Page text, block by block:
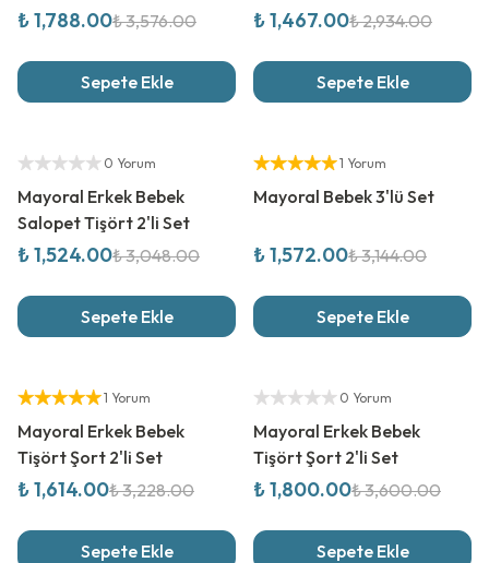
₺ 1,788.00₺ 3,576.00
Sepete Ekle
Set
₺ 1,467.00₺ 2,934.00
Sepete Ekle
Yetkili Satıcı
0 Yorum
Mayoral Erkek Bebek
Salopet Tişört 2'li Set
₺ 1,524.00₺ 3,048.00
Sepete Ekle
Yetkili Satıcı
1 Yorum
Mayoral Bebek 3'lü Set
₺ 1,572.00₺ 3,144.00
Sepete Ekle
Yetkili Satıcı
1 Yorum
Mayoral Erkek Bebek
Tişört Şort 2'li Set
₺ 1,614.00₺ 3,228.00
Sepete Ekle
Yetkili Satıcı
0 Yorum
Mayoral Erkek Bebek
Tişört Şort 2'li Set
₺ 1,800.00₺ 3,600.00
Sepete Ekle